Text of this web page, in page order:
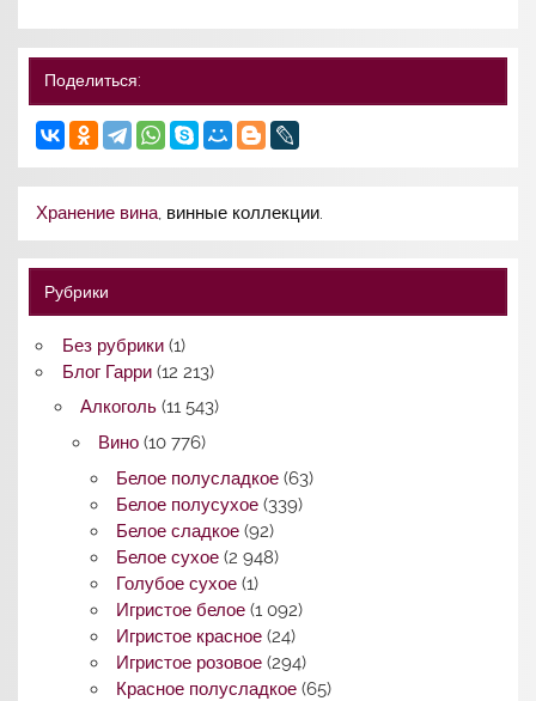
Поделиться:
Хранение вина, винные коллекции.
Рубрики
Без рубрики(1)
Блог Гарри(12 213)
Алкоголь(11 543)
Вино(10 776)
Белое полусладкое (63)
Белое полусухое (339)
Белое сладкое (92)
Белое сухое (2 948)
Голубое сухое (1)
Игристое белое (1 092)
Игристое красное (24)
Игристое розовое (294)
Красное полусладкое (65)